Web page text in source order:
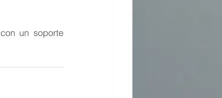
un soporte